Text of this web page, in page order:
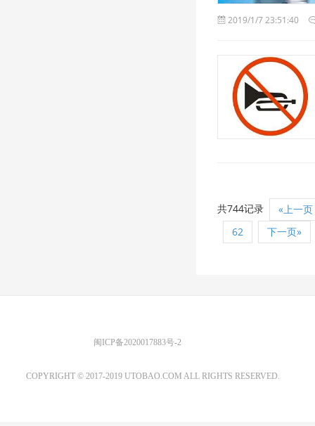
2019/1/7 23:51:40
共744记录
«上一页
62
下一页»
闽ICP备2020017883号-2
COPYRIGHT © 2017-2019 UTOBAO.COM ALL RIGHTS RESERVED.